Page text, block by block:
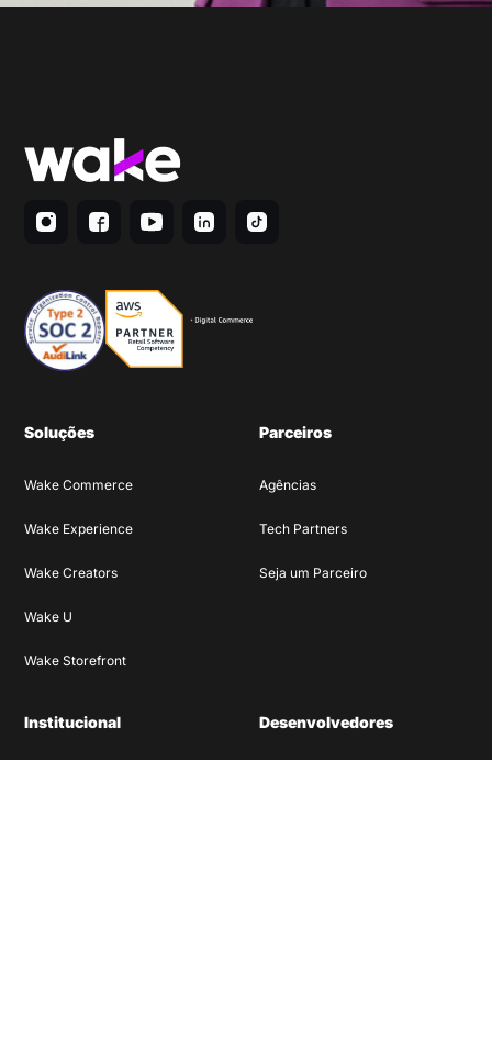
Soluções
Wake Commerce
Wake Experience
Wake Creators
Wake U
Wake Storefront
Parceiros
Agências
Tech Partners
Seja um Parceiro
Institucional Desenvolvedores